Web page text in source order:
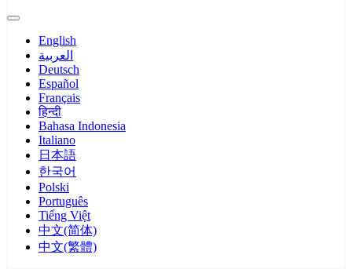
English
العربية
Deutsch
Español
Français
हिन्दी
Bahasa Indonesia
Italiano
日本語
한국어
Polski
Português
Tiếng Việt
中文(简体)
中文(繁體)